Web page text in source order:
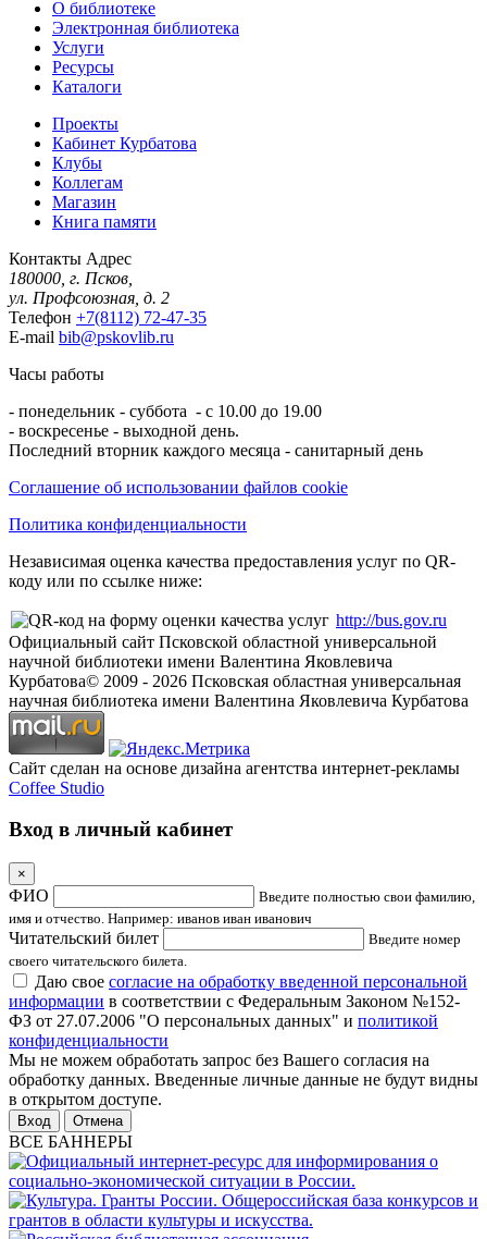
О библиотеке
Электронная библиотека
Услуги
Ресурсы
Каталоги
Проекты
Кабинет Курбатова
Клубы
Коллегам
Магазин
Книга памяти
Контакты Адрес
180000, г. Псков,
ул. Профсоюзная, д. 2
Телефон +7(8112) 72-47-35
E-mail bib@pskovlib.ru
Часы работы
- понедельник - суббота - с 10.00 до 19.00
- воскресенье - выходной день.
Последний вторник каждого месяца - санитарный день
Соглашение об использовании файлов cookie
Политика конфиденциальности
Независимая оценка качества предоставления услуг по QR-
коду или по ссылке ниже:
http://bus.gov.ru
Официальный сайт Псковской областной универсальной
научной библиотеки имени Валентина Яковлевича
Курбатова© 2009 - 2026 Псковская областная универсальная
научная библиотека имени Валентина Яковлевича Курбатова
Сайт сделан на основе дизайна агентства интернет-рекламы
Coffee Studio
Вход в личный кабинет
×
ФИО
Введите полностью свои фамилию,
имя и отчество. Например: иванов иван иванович
Читательский билет
Введите номер
своего читательского билета.
Даю свое согласие на обработку введенной персональной
информации в соответствии с Федеральным Законом №152-
ФЗ от 27.07.2006 "О персональных данных" и политикой
конфиденциальности
Мы не можем обработать запрос без Вашего согласия на
обработку данных. Введенные личные данные не будут видны
в открытом доступе.
Отмена
ВСЕ БАННЕРЫ